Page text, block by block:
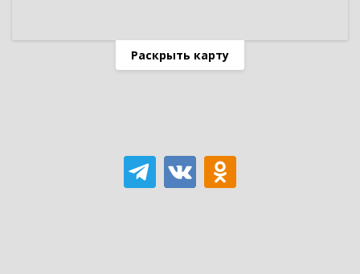
Раскрыть карту